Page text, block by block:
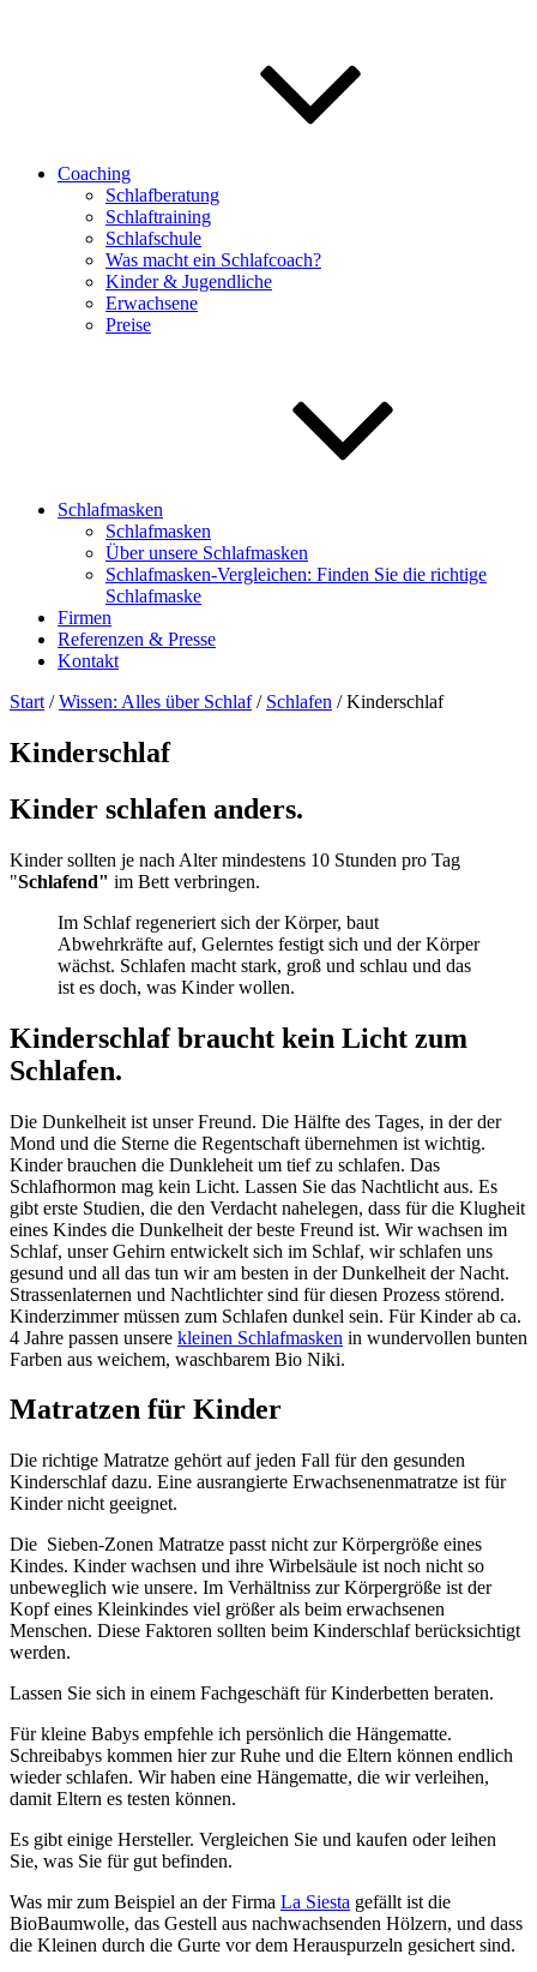
Coaching
Schlafberatung
Schlaftraining
Schlafschule
Was macht ein Schlafcoach?
Kinder & Jugendliche
Erwachsene
Preise
Schlafmasken
Schlafmasken
Über unsere Schlafmasken
Schlafmasken-Vergleichen: Finden Sie die richtige
Schlafmaske
Firmen
Referenzen & Presse
Kontakt
Start /Wissen: Alles über Schlaf/ Schlafen / Kinderschlaf
Kinderschlaf
Kinder schlafen anders.
Kinder sollten je nach Alter mindestens 10 Stunden pro Tag
"Schlafend" im Bett verbringen.
Im Schlaf regeneriert sich der Körper, baut
Abwehrkräfte auf, Gelerntes festigt sich und der Körper
wächst. Schlafen macht stark, groß und schlau und das
ist es doch, was Kinder wollen.
Kinderschlaf braucht kein Licht zum
Schlafen.
Die Dunkelheit ist unser Freund. Die Hälfte des Tages, in der der
Mond und die Sterne die Regentschaft übernehmen ist wichtig.
Kinder brauchen die Dunkleheit um tief zu schlafen. Das
Schlafhormon mag kein Licht. Lassen Sie das Nachtlicht aus. Es
gibt erste Studien, die den Verdacht nahelegen, dass für die Klugheit
eines Kindes die Dunkelheit der beste Freund ist. Wir wachsen im
Schlaf, unser Gehirn entwickelt sich im Schlaf, wir schlafen uns
gesund und all das tun wir am besten in der Dunkelheit der Nacht.
Strassenlaternen und Nachtlichter sind für diesen Prozess störend.
Kinderzimmer müssen zum Schlafen dunkel sein. Für Kinder ab ca.
4 Jahre passen unsere kleinen Schlafmasken in wundervollen bunten
Farben aus weichem, waschbarem Bio Niki.
Matratzen für Kinder
Die richtige Matratze gehört auf jeden Fall für den gesunden
Kinderschlaf dazu. Eine ausrangierte Erwachsenenmatratze ist für
Kinder nicht geeignet.
Die Sieben-Zonen Matratze passt nicht zur Körpergröße eines
Kindes. Kinder wachsen und ihre Wirbelsäule ist noch nicht so
unbeweglich wie unsere. Im Verhältniss zur Körpergröße ist der
Kopf eines Kleinkindes viel größer als beim erwachsenen
Menschen. Diese Faktoren sollten beim Kinderschlaf berücksichtigt
werden.
Lassen Sie sich in einem Fachgeschäft für Kinderbetten beraten.
Für kleine Babys empfehle ich persönlich die Hängematte.
Schreibabys kommen hier zur Ruhe und die Eltern können endlich
wieder schlafen. Wir haben eine Hängematte, die wir verleihen,
damit Eltern es testen können.
Es gibt einige Hersteller. Vergleichen Sie und kaufen oder leihen
Sie, was Sie für gut befinden.
Was mir zum Beispiel an der Firma La Siesta gefällt ist die
BioBaumwolle, das Gestell aus nachwachsenden Hölzern, und dass
die Kleinen durch die Gurte vor dem Herauspurzeln gesichert sind.